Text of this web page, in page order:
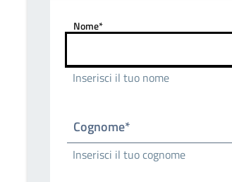
Nome*
Inserisci il tuo nome
Cognome*
Inserisci il tuo cognome